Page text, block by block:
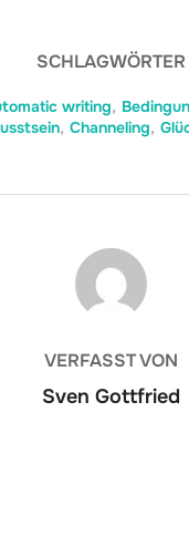
SCHLAGWÖRTER
writing,
, Channeling,
BEITRAGSAUTOR
VERFASST VON
Sven Gottfried